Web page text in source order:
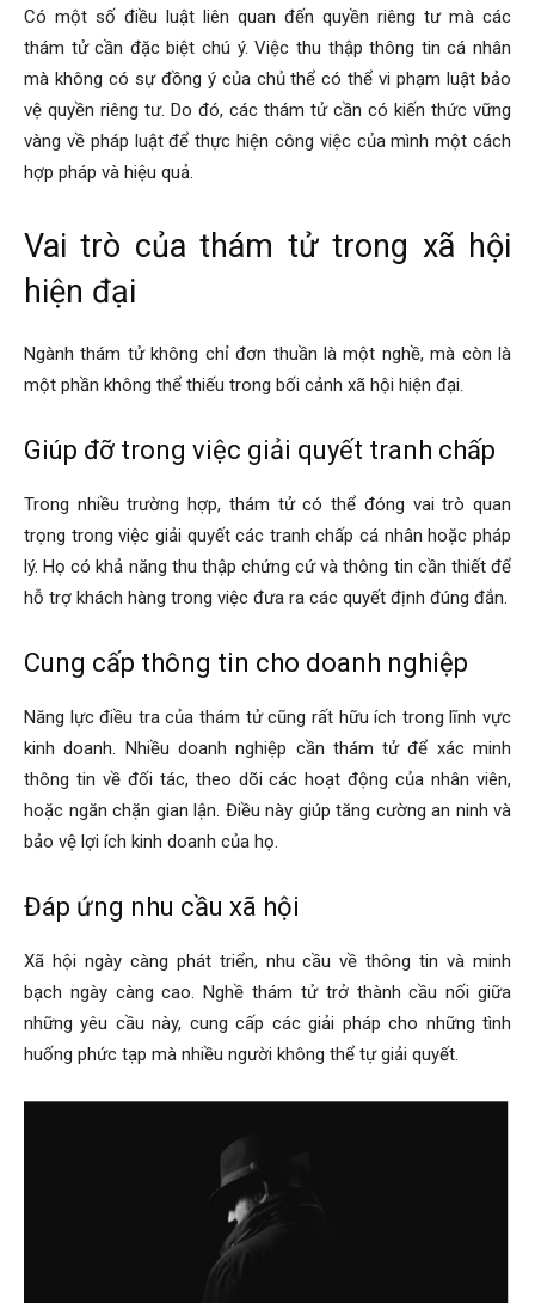
thám
phòng,
thám
thám
Có một số điều luật liên quan đến quyền riêng tư mà các
thám tử cần đặc biệt chú ý. Việc thu thập thông tin cá nhân
mà không có sự đồng ý của chủ thể có thể vi phạm luật bảo
vệ quyền riêng tư. Do đó, các thám tử cần có kiến thức vững
vàng về pháp luật để thực hiện công việc của mình một cách
hợp pháp và hiệu quả.
Vai trò của thám tử trong xã hội
hiện đại
Ngành thám tử không chỉ đơn thuần là một nghề, mà còn là
một phần không thể thiếu trong bối cảnh xã hội hiện đại.
Giúp đỡ trong việc giải quyết tranh chấp
Trong nhiều trường hợp, thám tử có thể đóng vai trò quan
trọng trong việc giải quyết các tranh chấp cá nhân hoặc pháp
lý. Họ có khả năng thu thập chứng cứ và thông tin cần thiết để
hỗ trợ khách hàng trong việc đưa ra các quyết định đúng đắn.
Cung cấp thông tin cho doanh nghiệp
Năng lực điều tra của thám tử cũng rất hữu ích trong lĩnh vực
kinh doanh. Nhiều doanh nghiệp cần thám tử để xác minh
thông tin về đối tác, theo dõi các hoạt động của nhân viên,
hoặc ngăn chặn gian lận. Điều này giúp tăng cường an ninh và
bảo vệ lợi ích kinh doanh của họ.
Đáp ứng nhu cầu xã hội
Xã hội ngày càng phát triển, nhu cầu về thông tin và minh
bạch ngày càng cao. Nghề thám tử trở thành cầu nối giữa
những yêu cầu này, cung cấp các giải pháp cho những tình
huống phức tạp mà nhiều người không thể tự giải quyết.